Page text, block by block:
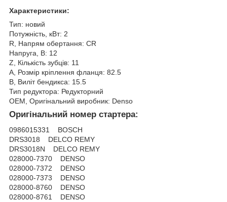
Характеристики:
Тип: новий
Потужність, кВт: 2
R, Напрям обертання: CR
Напруга, В: 12
Z, Кількість зубців: 11
A, Розмір кріплення фланця: 82.5
B, Виліт бендикса: 15.5
Тип редуктора: Редукторний
OEM, Оригінальний виробник: Denso
Оригінальний номер стартера:
0986015331 BOSCH
DRS3018 DELCO REMY
DRS3018N DELCO REMY
028000-7370 DENSO
028000-7372 DENSO
028000-7373 DENSO
028000-8760 DENSO
028000-8761 DENSO